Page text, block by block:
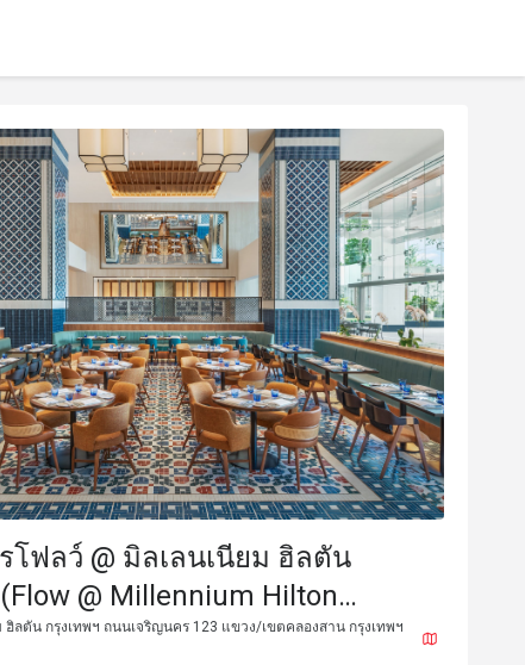
โฟลว์ @ มิลเลนเนียม ฮิลตัน
@ Millennium Hilton
ฮิลตัน กรุงเทพฯ ถนนเจริญนคร 123 แขวง/เขตคลองสาน กรุงเทพฯ